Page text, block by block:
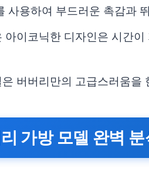
사용하여 부드러운 촉감과
아이코닉한 디자인은 시간
버버리만의 고급스러움을
가방 모델 완벽 분